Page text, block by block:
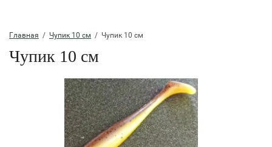
Главная
  /
Чупик 10 см
  /  Чупик 10 см
Чупик 10 см